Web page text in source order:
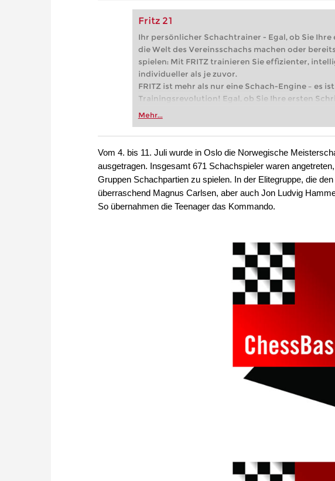
Fritz 21
Ihr persönlicher Schachtrainer - Egal, ob Sie
die Welt des Vereinsschachs machen oder
spielen: Mit FRITZ trainieren Sie effizienter,
individueller als je zuvor.
FRITZ ist mehr als nur eine Schach-Engine – es
Trainingsrevolution! Egal, ob Sie Ihre ersten
Vereinsschachs machen oder bereits auf
zuvor.
Mehr...
Vom 4. bis 11. Juli wurde in Oslo die Norwegische
ausgetragen. Insgesamt 671 Schachspieler waren
Gruppen Schachpartien zu spielen. In der Elitegruppe, die
überraschend Magnus Carlsen, aber auch Jon Ludvig
So übernahmen die Teenager das Kommando.